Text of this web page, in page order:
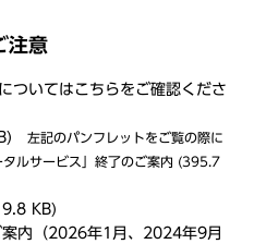
注意
ついてはこちらをご確認くださ
左記のパンフレットをご覧の際に
タルサービス」終了のご案内 (395.7
KB)
案内（2026年1月、2024年9月